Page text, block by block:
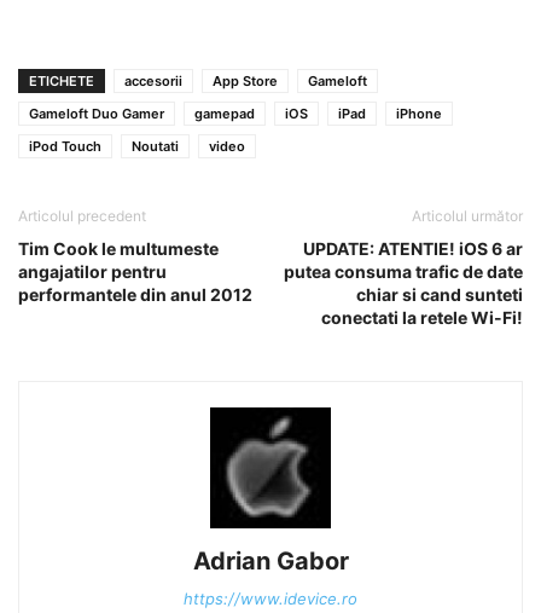
ETICHETE accesorii App Store
Gameloft
Gameloft Duo Gamer
gamepad iOS iPad
iPhone
iPod Touch
Noutati video
Articolul precedent
Tim Cook le multumeste
angajatilor pentru
performantele din anul 2012
Articolul următor
UPDATE: ATENTIE! iOS 6 ar
putea consuma trafic de date
chiar si cand sunteti
conectati la retele Wi-Fi!
Adrian Gabor
https://www.idevice.ro